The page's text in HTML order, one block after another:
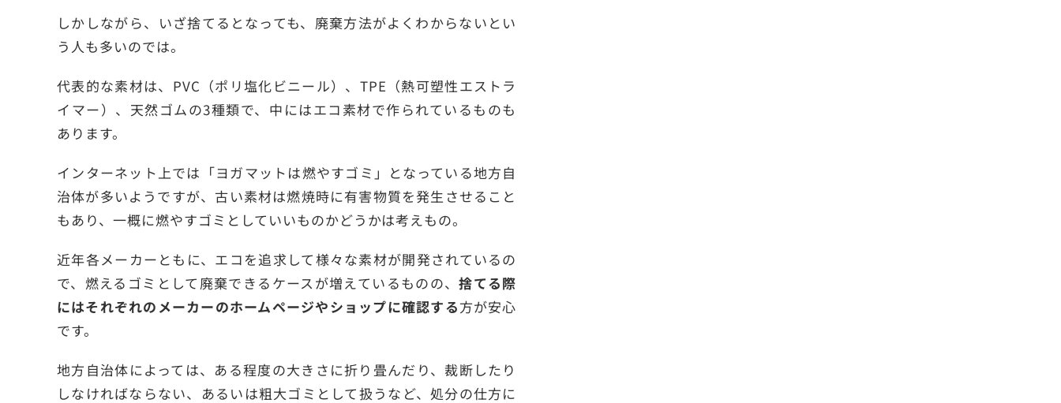
しかしながら、いざ捨てるとなっても、廃棄方法がよくわからないとい
う人も多いのでは。
代表的な素材は、PVC（ポリ塩化ビニール）、TPE（熱可塑性エストラ
イマー）、天然ゴムの3種類で、中にはエコ素材で作られているものも
あります。
インターネット上では「ヨガマットは燃やすゴミ」となっている地方自
治体が多いようですが、古い素材は燃焼時に有害物質を発生させること
もあり、一概に燃やすゴミとしていいものかどうかは考えもの。
近年各メーカーともに、エコを追求して様々な素材が開発されているの
で、燃えるゴミとして廃棄できるケースが増えているものの、捨てる際
にはそれぞれのメーカーのホームページやショップに確認する方が安心
です。
地方自治体によっては、ある程度の大きさに折り畳んだり、裁断したり
しなければならない、あるいは粗大ゴミとして扱うなど、処分の仕方に